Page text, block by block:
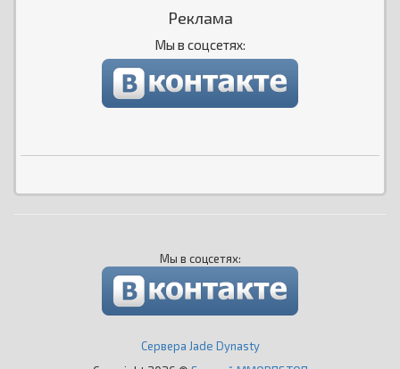
Реклама
Мы в соцсетях:
Мы в соцсетях:
Сервера Jade Dynasty